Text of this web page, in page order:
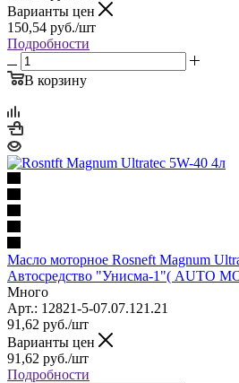
Варианты цен
150,54 руб./шт
Подробности
В корзину
Масло моторное Rosneft Magnum
Автосредство "Унисма-1"( AUTO
Много
Арт.: 12821-5-07.07.121.21
91,62 руб./шт
Варианты цен
91,62 руб./шт
Подробности